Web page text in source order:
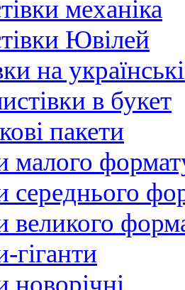
механіка
Ювілей
на
в букет
пакети
малого
середнього
великого
гіганти
новорічні